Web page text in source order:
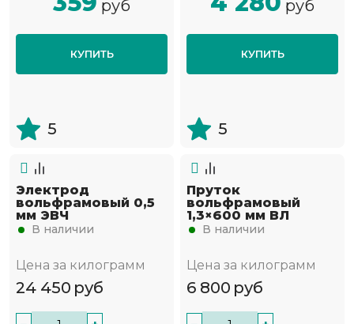
руб
КУПИТЬ
5
руб
КУПИТЬ
5
Электрод
вольфрамовый 0,5
мм ЭВЧ
В наличии
Цена за килограмм
24 450 руб
Пруток
вольфрамовый
1,3×600 мм ВЛ
В наличии
Цена за килограмм
6 800 руб